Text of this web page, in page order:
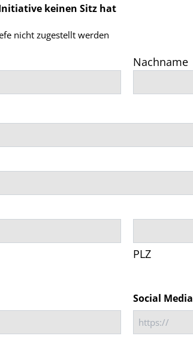
keinen Sitz hat
nicht zugestellt werden
Nachname
PLZ
Social Media